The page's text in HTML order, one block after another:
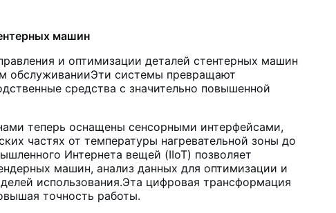
машин
и оптимизации деталей стентерных машин
обслуживанииЭти системы превращают
средства с значительно повышенной
теперь оснащены сенсорными интерфейсами,
частях от температуры нагревательной зоны до
Интернета вещей (IIoT) позволяет
машин, анализ данных для оптимизации и
использования.Эта цифровая трансформация
точность работы.